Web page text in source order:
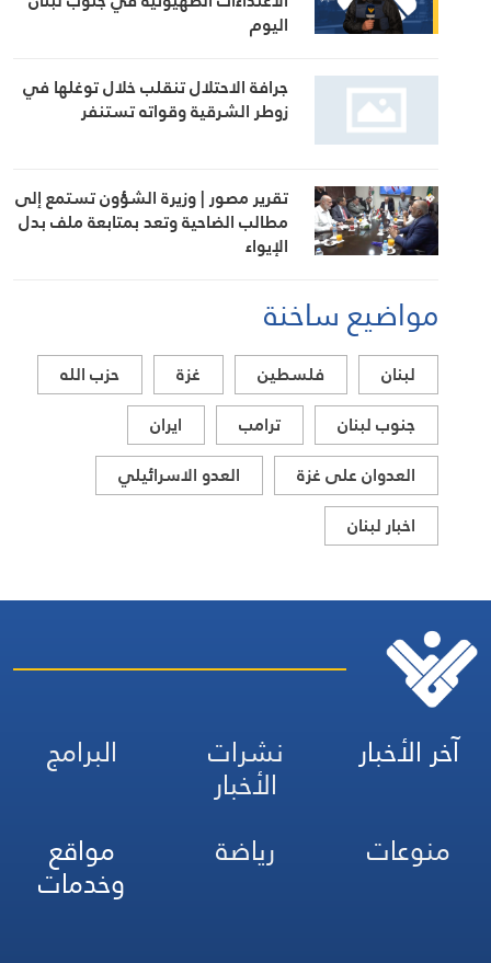
اليوم
جرافة الاحتلال تنقلب خلال توغلها في
زوطر الشرقية وقواته تستنفر
تقرير مصور | وزيرة الشؤون تستمع إلى
مطالب الضاحية وتعد بمتابعة ملف بدل
الإيواء
مواضيع ساخنة
لبنان فلسطين غزة
حزب الله
جنوب لبنان
ترامب
ايران
العدوان على غزة
العدو الاسرائيلي
اخبار لبنان
آخر الأخبار نشرات
الأخبار
البرامج
منوعات
رياضة مواقع
وخدمات